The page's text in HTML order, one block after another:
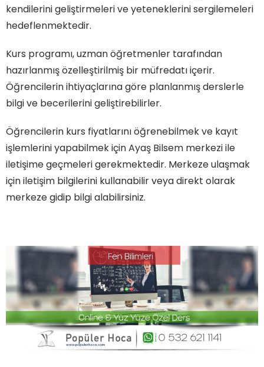
kendilerini geliştirmeleri ve yeteneklerini sergilemeleri
hedeflenmektedir.
Kurs programı, uzman öğretmenler tarafından
hazırlanmış özelleştirilmiş bir müfredatı içerir.
Öğrencilerin ihtiyaçlarına göre planlanmış derslerle
bilgi ve becerilerini geliştirebilirler.
Öğrencilerin kurs fiyatlarını öğrenebilmek ve kayıt
işlemlerini yapabilmek için Ayaş Bilsem merkezi ile
iletişime geçmeleri gerekmektedir. Merkeze ulaşmak
için iletişim bilgilerini kullanabilir veya direkt olarak
merkeze gidip bilgi alabilirsiniz.